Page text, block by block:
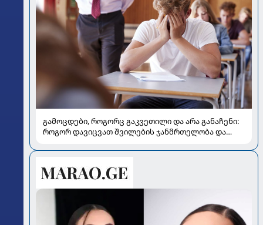
გამოცდები, როგორც გაკვეთილი და არა განაჩენი:
როგორ დავიცვათ შვილების ჯანმრთელობა და